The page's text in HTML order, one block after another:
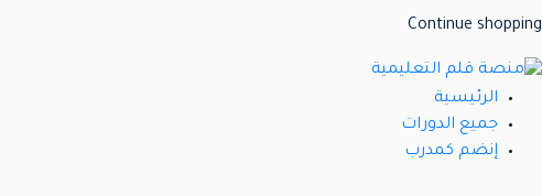
Continue shopping
الرئيسية
جميع الدورات
إنضم كمدرب